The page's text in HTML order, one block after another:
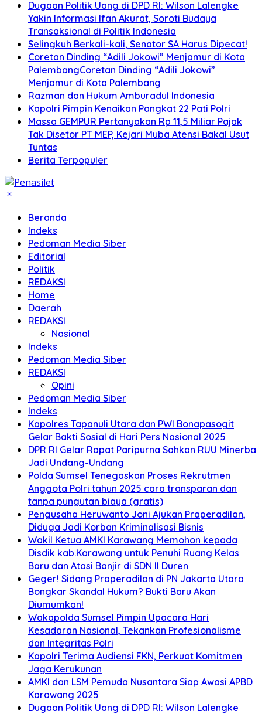
Dugaan Politik Uang di DPD RI: Wilson Lalengke
Yakin Informasi Ifan Akurat, Soroti Budaya
Transaksional di Politik Indonesia
Selingkuh Berkali-kali, Senator SA Harus Dipecat!
Coretan Dinding “Adili Jokowi” Menjamur di Kota
PalembangCoretan Dinding “Adili Jokowi”
Menjamur di Kota Palembang
Razman dan Hukum Amburadul Indonesia
Kapolri Pimpin Kenaikan Pangkat 22 Pati Polri
Massa GEMPUR Pertanyakan Rp 11,5 Miliar Pajak
Tak Disetor PT MEP, Kejari Muba Atensi Bakal Usut
Tuntas
Berita Terpopuler
Beranda
Indeks
Pedoman Media Siber
Editorial
Politik
REDAKSI
Home
Daerah
REDAKSI
Nasional
Indeks
Pedoman Media Siber
REDAKSI
Opini
Pedoman Media Siber
Indeks
Kapolres Tapanuli Utara dan PWI Bonapasogit
Gelar Bakti Sosial di Hari Pers Nasional 2025
DPR RI Gelar Rapat Paripurna Sahkan RUU Minerba
Jadi Undang-Undang
Polda Sumsel Tenegaskan Proses Rekrutmen
Anggota Polri tahun 2025 cara transparan dan
tanpa pungutan biaya (gratis)
Pengusaha Heruwanto Joni Ajukan Praperadilan,
Diduga Jadi Korban Kriminalisasi Bisnis
Wakil Ketua AMKI Karawang Memohon kepada
Disdik kab.Karawang untuk Penuhi Ruang Kelas
Baru dan Atasi Banjir di SDN II Duren
Geger! Sidang Praperadilan di PN Jakarta Utara
Bongkar Skandal Hukum? Bukti Baru Akan
Diumumkan!
Wakapolda Sumsel Pimpin Upacara Hari
Kesadaran Nasional, Tekankan Profesionalisme
dan Integritas Polri
Kapolri Terima Audiensi FKN, Perkuat Komitmen
Jaga Kerukunan
AMKI dan LSM Pemuda Nusantara Siap Awasi APBD
Karawang 2025
Dugaan Politik Uang di DPD RI: Wilson Lalengke